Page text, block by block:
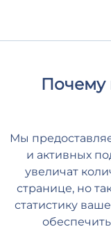
Почему
Мы
и активных
увеличат
странице, но
статистику